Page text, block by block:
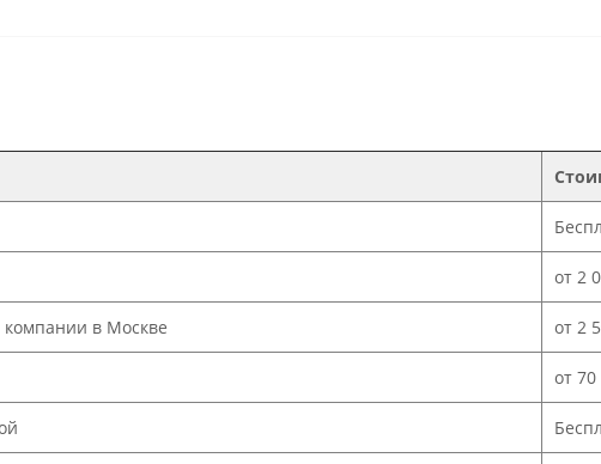
от 2
компании в Москве от 2
от